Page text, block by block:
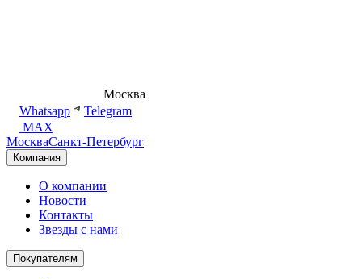
Москва
Whatsapp
Telegram
MAX
МоскваСанкт-Петербург
Компания
О компании
Новости
Контакты
Звезды с нами
Покупателям